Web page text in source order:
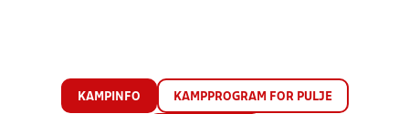
KAMPINFO KAMPPROGRAM FOR PULJE